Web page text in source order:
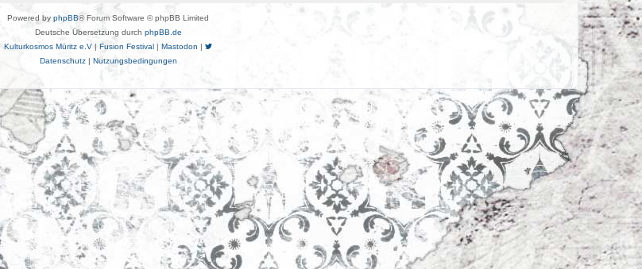
Powered by phpBB® Forum Software © phpBB Limited
Deutsche Übersetzung durch phpBB.de
Kulturkosmos Müritz e.V | Fusion Festival | Mastodon |
Datenschutz| Nutzungsbedingungen